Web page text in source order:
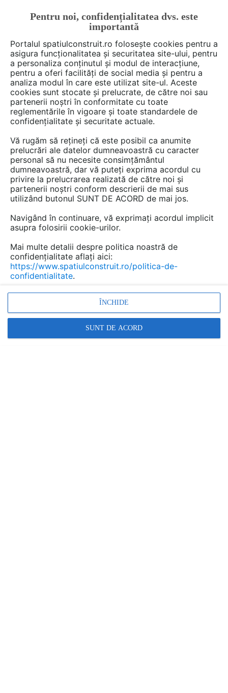
FĂ-ȚI CONT
CUM SE FACE
EȘTI AICI: De citit Articole Bucatarie arh. Raluca Popa
Culori deosebite pentru
amenajare bucătării
Atunci cand vine vorba despre reamenajat
bucatariile, marea majoritate alege sa mearga
la sigur pastrand o paleta de culori traditionala,
fie alba sau in tonuri neutre. Dar din cand in
cand un designer decide sa fie indraznet si sa
iasa din tipare surprinzand prin rezultatul final.
Pentru noi, confidențialitatea dvs. este
importantă
Portalul spatiulconstruit.ro folosește cookies pentru a
asigura funcționalitatea și securitatea site-ului, pentru
a personaliza conținutul și modul de interacțiune,
pentru a oferi facilități de social media și pentru a
analiza modul în care este utilizat site-ul. Aceste
cookies sunt stocate și prelucrate, de către noi sau
partenerii noștri în conformitate cu toate
reglementările în vigoare și toate standardele de
confidențialitate și securitate actuale.
Vă rugăm să rețineți că este posibil ca anumite
prelucrări ale datelor dumneavoastră cu caracter
personal să nu necesite consimțământul
dumneavoastră, dar vă puteți exprima acordul cu
privire la prelucrarea realizată de către noi și
partenerii noștri conform descrierii de mai sus
utilizând butonul SUNT DE ACORD de mai jos.
Navigând în continuare, vă exprimați acordul implicit
asupra folosirii cookie-urilor.
Mai multe detalii despre politica noastră de
confidențialitate aflați aici:
https://www.spatiulconstruit.ro/politica-de-
confidentialitate.
ÎNCHIDE
SUNT DE ACORD